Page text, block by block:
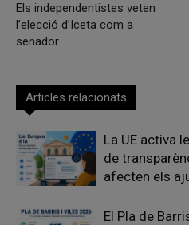
Els independentistes veten
l’elecció d’Iceta com a
senador
Articles relacionats
La UE activa
de
afecten els
El Pla de